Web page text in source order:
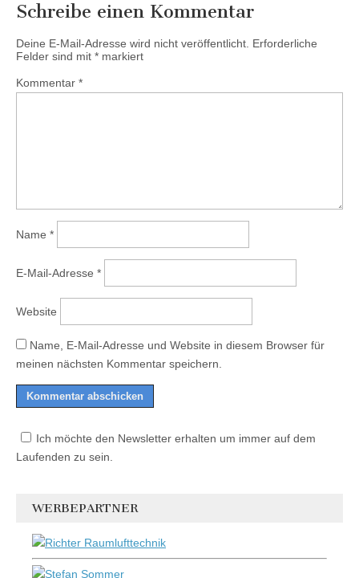
Schreibe einen Kommentar
Deine E-Mail-Adresse wird nicht veröffentlicht. Erforderliche
Felder sind mit * markiert
Kommentar *
Name *
E-Mail-Adresse *
Website
Name, E-Mail-Adresse und Website in diesem Browser für
meinen nächsten Kommentar speichern.
Ich möchte den Newsletter erhalten um immer auf dem
Laufenden zu sein.
WERBEPARTNER